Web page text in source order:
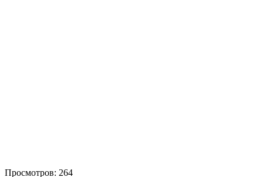
Просмотров: 264